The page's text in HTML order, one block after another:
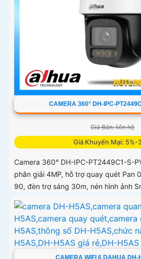
CAMERA 360° DH-IPC-
Giá Bán: liên hệ
Giá Khuyến Mại: 5%-
Camera 360° DH-IPC-PT2449C1-S-
phân giải 4MP, hỗ trợ quay quét Pan
90, đèn trợ sáng 30m, nén hình ảnh
các công nghệ xử lý WDR 120dB,
CAMERA WIFI 6 DAHUA DH-